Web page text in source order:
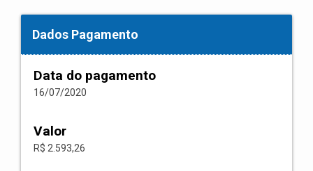
Dados Pagamento
Data do pagamento
16/07/2020
Valor
R$ 2.593,26